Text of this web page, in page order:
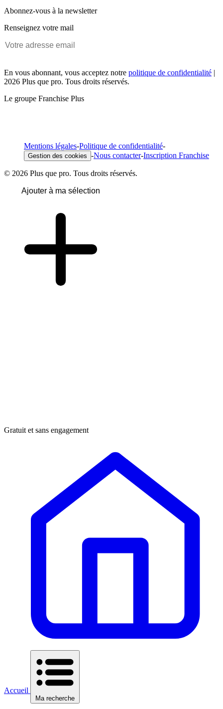
Abonnez-vous à la newsletter
Renseignez votre mail
En vous abonnant, vous acceptez notre politique de confidentialité |
2026 Plus que pro. Tous droits réservés.
Le groupe Franchise Plus
Mentions légales-Politique de confidentialité-
Gestion des cookies -Nous contacter-Inscription Franchise
© 2026 Plus que pro. Tous droits réservés.
Ajouter à ma sélection
Gratuit et sans engagement
Accueil
Ma recherche